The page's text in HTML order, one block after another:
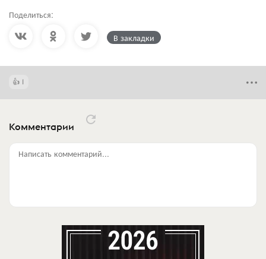
Поделиться:
В закладки
1
Комментарии
Написать комментарий...